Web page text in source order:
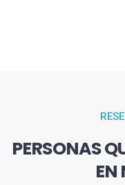
PERSONAS
EN